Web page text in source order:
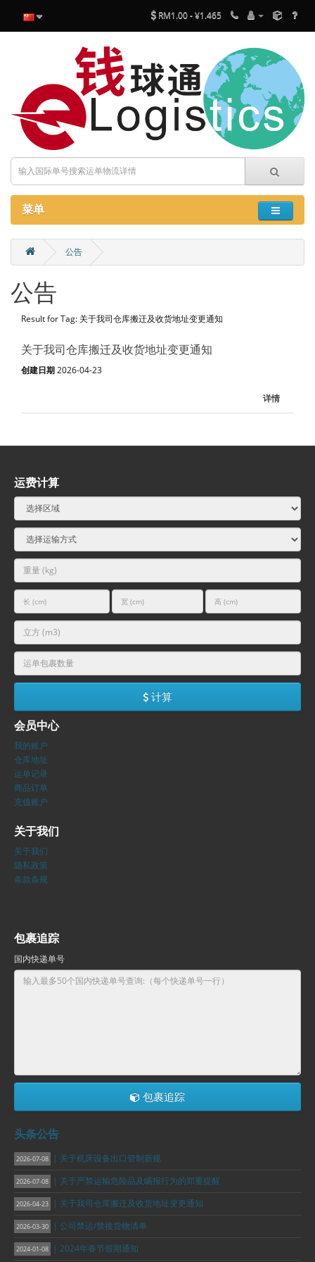
RM1.00 - ¥1.465
菜单
公告
公告
Result for Tag: 关于我司仓库搬迁及收货地址变更通知
关于我司仓库搬迁及收货地址变更通知
创建日期2026-04-23
详情
运费计算
计算
会员中心
我的账户
仓库地址
运单记录
商品订单
充值账户
关于我们
关于我们
隐私政策
条款条规
包裹追踪
国内快递单号
包裹追踪
头条公告
2026-07-08 | 关于机床设备出口管制新规
2026-07-08 | 关于严禁运输危险品及瞒报行为的郑重提醒
2026-04-23 | 关于我司仓库搬迁及收货地址变更通知
2026-03-30 | 公司禁运/禁接货物清单
2024-01-08 | 2024年春节假期通知